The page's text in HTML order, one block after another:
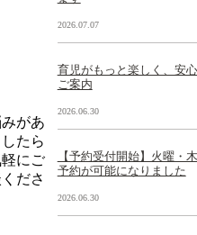
2026.07.07
育児がもっと楽しく、安
ご案内
2026.06.30
【予約受付開始】火曜・
予約が可能になりました
2026.06.30
があ
たら
にご
ださ